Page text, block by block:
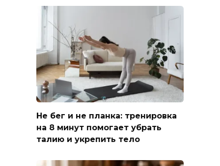
Не бег и не планка: тренировка
на 8 минут помогает убрать
талию и укрепить тело